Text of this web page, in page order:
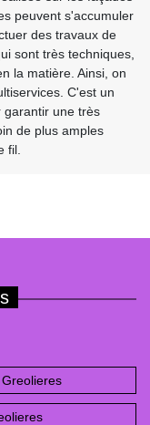
peuvent s'accumuler
des travaux de
sont très techniques,
la matière. Ainsi, on
C'est un
garantir une très
de plus amples
fil.